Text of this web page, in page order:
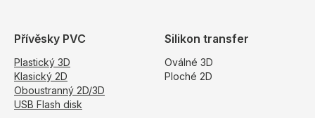
Přívěsky PVC
Plastický 3D
Klasický 2D
Oboustranný 2D/3D
USB Flash disk
Silikon transfer
Oválné 3D
Ploché 2D